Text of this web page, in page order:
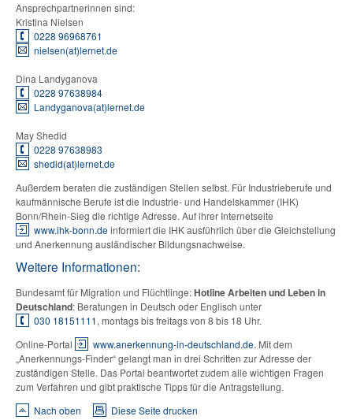
Ansprechpartnerinnen sind:
Kristina Nielsen
0228 96968761
nielsen(at)lernet.de
Dina Landyganova
0228 97638984
Landyganova(at)lernet.de
May Shedid
0228 97638983
shedid(at)lernet.de
Außerdem beraten die zuständigen Stellen selbst. Für Industrieberufe und
kaufmännische Berufe ist die Industrie- und Handelskammer (IHK)
Bonn/Rhein-Sieg die richtige Adresse. Auf ihrer Internetseite
www.ihk-bonn.deinformiert die IHK ausführlich über die Gleichstellung
und Anerkennung ausländischer Bildungsnachweise.
Weitere Informationen:
Bundesamt für Migration und Flüchtlinge:Hotline Arbeiten und Leben in
Deutschland: Beratungen in Deutsch oder Englisch unter
030 18151111, montags bis freitags von 8 bis 18 Uhr.
Online-Portal
www.anerkennung-in-deutschland.de. Mit dem
„Anerkennungs-Finder“ gelangt man in drei Schritten zur Adresse der
zuständigen Stelle. Das Portal beantwortet zudem alle wichtigen Fragen
zum Verfahren und gibt praktische Tipps für die Antragstellung.
Nach oben
Diese Seite drucken